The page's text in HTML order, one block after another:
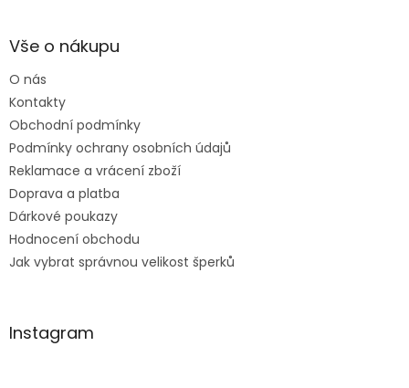
aVše o nákupu
O nás
Kontakty
Obchodní podmínky
Podmínky ochrany osobních údajů
Reklamace a vrácení zboží
Doprava a platba
Dárkové poukazy
Hodnocení obchodu
Jak vybrat správnou velikost šperků
Instagram